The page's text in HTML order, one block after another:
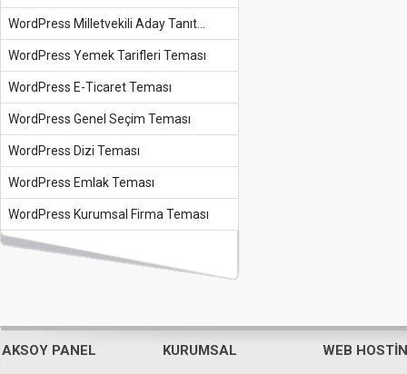
WordPress Milletvekili Aday Tanıt...
WordPress Yemek Tarifleri Teması
WordPress E-Ticaret Teması
WordPress Genel Seçim Teması
WordPress Dizi Teması
WordPress Emlak Teması
WordPress Kurumsal Firma Teması
AKSOY PANEL KURUMSAL WEB